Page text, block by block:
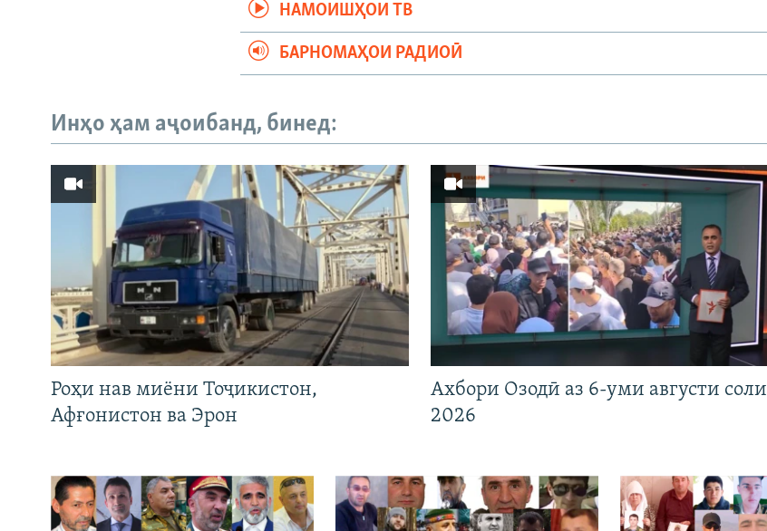
НАМОИШҲОИ ТВ
БАРНОМАҲОИ РАДИОӢ
Инҳо ҳам аҷоибанд, бинед:
Роҳи нав миёни Тоҷикистон,
Афғонистон ва Эрон
Ахбори Озодӣ аз 6-уми августи соли
2026